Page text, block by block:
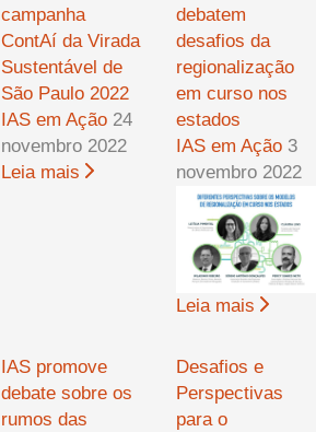
campanha
ContAí da Virada
Sustentável de
São Paulo 2022
IAS em Ação 24
novembro 2022
Leia mais
debatem
desafios da
regionalização
em curso nos
estados
IAS em Ação 3
novembro 2022
Leia mais
IAS promove
debate sobre os
rumos das
Desafios e
Perspectivas
para o